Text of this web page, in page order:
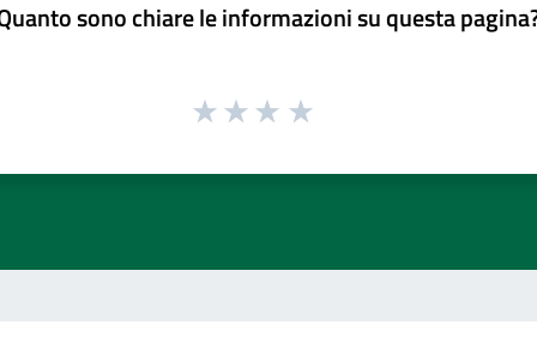
sono chiare le informazioni su questa